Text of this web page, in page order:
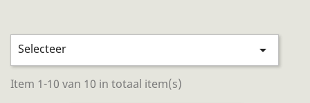
Selecteer 
Item 1-10 van 10 in totaal item(s)